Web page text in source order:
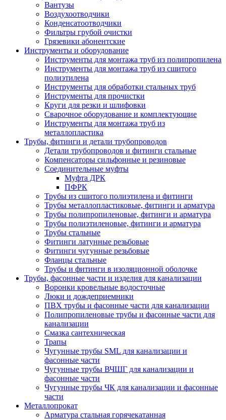
Вантузы
Воздухоотводчики
Конденсатоотводчики
Фильтры грубой очистки
Грязевики абонентские
Инструменты и оборудование
Инструменты для монтажа труб из полипропилена
Инструменты для монтажа труб из сшитого
полиэтилена
Инструменты для обработки стальных труб
Инструменты для прочистки
Круги для резки и шлифовки
Сварочное оборудование и комплектующие
Инструменты для монтажа труб из
металлопластика
Трубы, фитинги и детали трубопроводов
Детали трубопроводов и фитинги стальные
Компенсаторы сильфонные и резиновые
Соединительные муфты
Муфта ДРК
ПФРК
Трубы из сшитого полиэтилена и фитинги
Трубы металлопластиковые, фитинги и арматура
Трубы полипропиленовые, фитинги и арматура
Трубы полиэтиленовые, фитинги и арматура
Трубы стальные
Фитинги латунные резьбовые
Фитинги чугунные резьбовые
Фланцы стальные
Трубы и фитинги в изоляционной оболочке
Трубы, фасонные части и изделия для канализации
Воронки кровельные водосточные
Люки и дождеприемники
ПВХ трубы и фасонные части для канализации
Полипропиленовые трубы и фасонные части для
канализации
Смазка сантехническая
Трапы
Чугунные трубы SML для канализации и
фасонные части
Чугунные трубы ВЧШГ для канализации и
фасонные части
Чугунные трубы ЧК для канализации и фасонные
части
Металлопрокат
Арматура стальная горячекатанная